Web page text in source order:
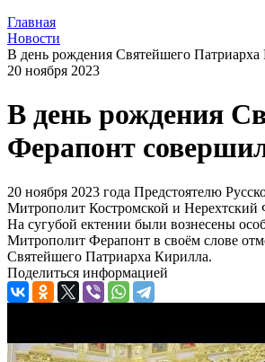
Главная
Новости
В день рождения Святейшего
20 ноября 2023
В день рождения
Ферапонт
20 ноября 2023 года Предстоятелю
Митрополит Костромской и Нерехтский
На сугубой ектении были вознесены
Митрополит Ферапонт в своём слове
Святейшего Патриарха Кирилла.
Поделиться информацией